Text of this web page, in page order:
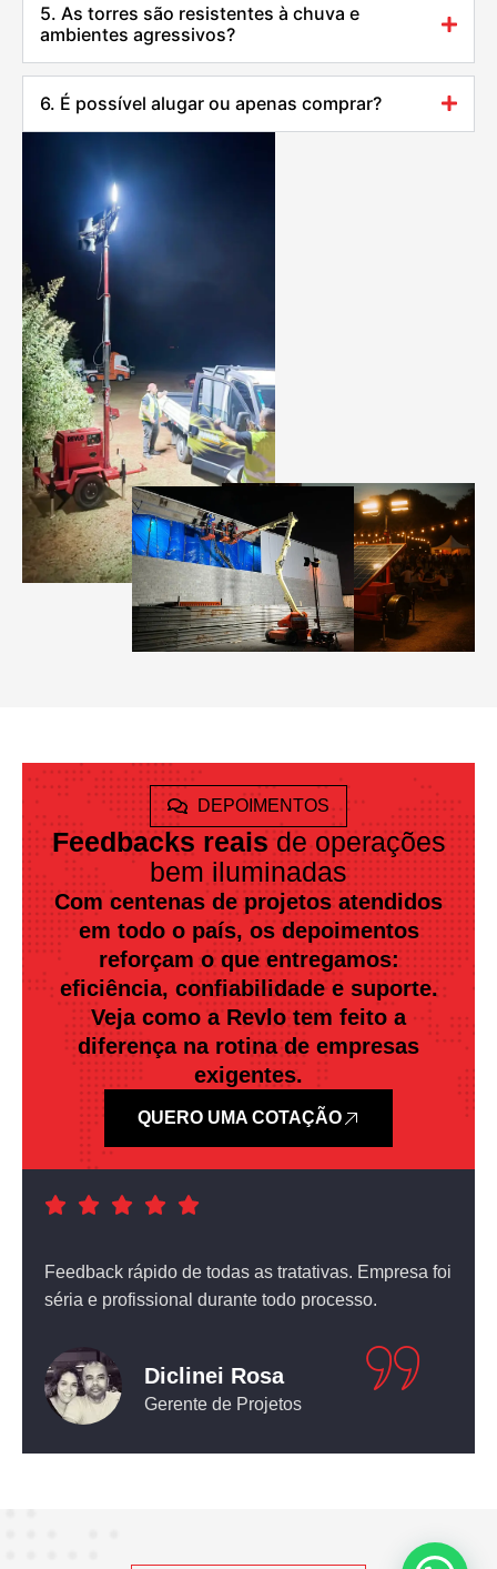
5. As torres são resistentes à chuva e
ambientes agressivos?
6. É possível alugar ou apenas comprar?
DEPOIMENTOS
Feedbacks reaisde operações
bem iluminadas
Com centenas de projetos atendidos
em todo o país, os depoimentos
reforçam o que entregamos:
eficiência, confiabilidade e suporte.
Veja como a Revlo tem feito a
diferença na rotina de empresas
exigentes.
QUERO UMA COTAÇÃO
Atendimento nota dez! O equipamento que comprei
não deixou nada a desejar.
Leticia Pediconi
Engenheira Civil